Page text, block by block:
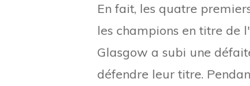
En fait, les quatre
les champions en titre de
Glasgow a subi une
défendre leur titre.